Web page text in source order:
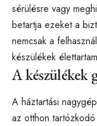
sérülésre vagy
betartja ezeket a
nemcsak a
készülékek
A készülékek
A háztartási
az otthon